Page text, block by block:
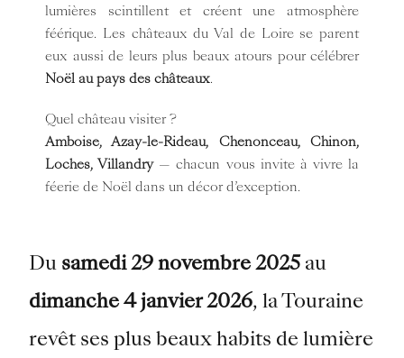
lumières scintillent et créent une atmosphère
féérique. Les châteaux du Val de Loire se parent
eux aussi de leurs plus beaux atours pour célébrer
Noël au pays des châteaux.
Quel château visiter ?
Amboise, Azay-le-Rideau, Chenonceau, Chinon,
Loches, Villandry— chacun vous invite à vivre la
féerie de Noël dans un décor d’exception.
Dusamedi 29 novembre 2025au
dimanche 4 janvier 2026, la Touraine
revêt ses plus beaux habits de lumière